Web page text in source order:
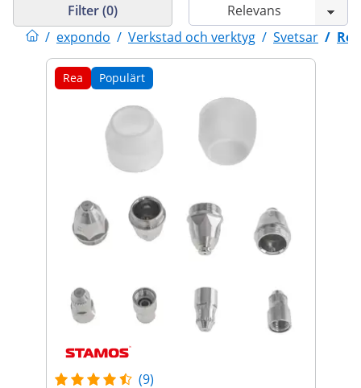
/ expondo / Verkstad och verktyg / Svetsar /
Filter (0)
Rea Populärt
(9)